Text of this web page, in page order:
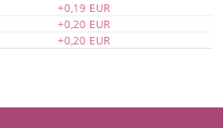
+0,19 EUR
+0,20 EUR
+0,20 EUR